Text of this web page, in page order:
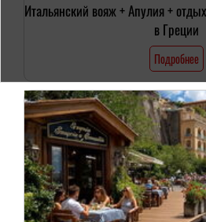
Итальянский вояж + Апулия +
в Греции
Подробнее